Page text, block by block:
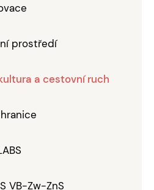
prostředí
a cestovní ruch
VB-Zw-ZnS